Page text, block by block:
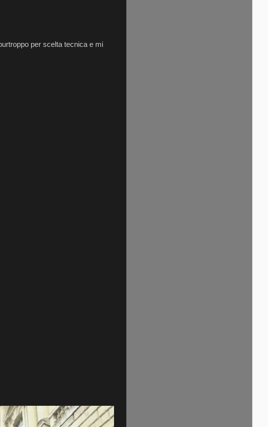
per scelta tecnica e mi